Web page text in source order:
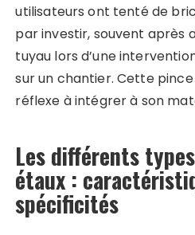
utilisateurs ont tenté de
par investir, souvent après
tuyau lors d’une
sur un chantier. Cette
réflexe à intégrer à son
Les différents
étaux :
spécificités